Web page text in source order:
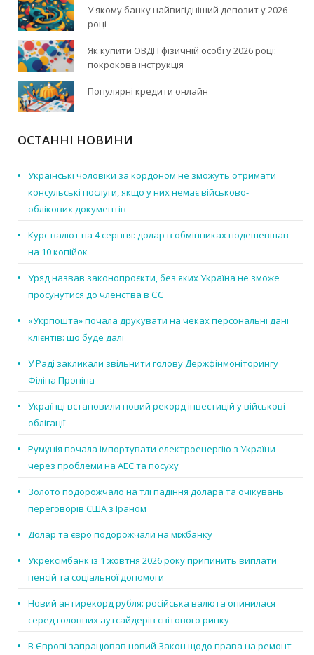
У якому банку найвигідніший депозит у 2026
році
Як купити ОВДП фізичній особі у 2026 році:
покрокова інструкція
Популярні кредити онлайн
ОСТАННІ НОВИНИ
Українські чоловіки за кордоном не зможуть отримати
консульські послуги, якщо у них немає військово-
облікових документів
Курс валют на 4 серпня: долар в обмінниках подешевшав
на 10 копійок
Уряд назвав законопроєкти, без яких Україна не зможе
просунутися до членства в ЄС
«Укрпошта» почала друкувати на чеках персональні дані
клієнтів: що буде далі
У Раді закликали звільнити голову Держфінмоніторингу
Філіпа Проніна
Українці встановили новий рекорд інвестицій у військові
облігації
Румунія почала імпортувати електроенергію з України
через проблеми на АЕС та посуху
Золото подорожчало на тлі падіння долара та очікувань
переговорів США з Іраном
Долар та євро подорожчали на міжбанку
Укрексімбанк із 1 жовтня 2026 року припинить виплати
пенсій та соціальної допомоги
Новий антирекорд рубля: російська валюта опинилася
серед головних аутсайдерів світового ринку
В Європі запрацював новий Закон щодо права на ремонт